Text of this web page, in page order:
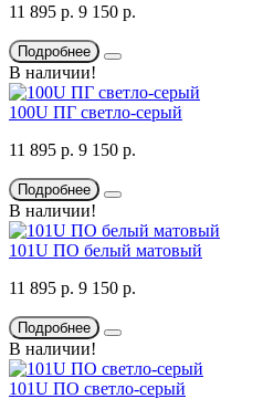
11 895 р. 9 150 р.
Подробнее
В наличии!
100U ПГ светло-серый
11 895 р. 9 150 р.
Подробнее
В наличии!
101U ПО белый матовый
11 895 р. 9 150 р.
Подробнее
В наличии!
101U ПО светло-серый